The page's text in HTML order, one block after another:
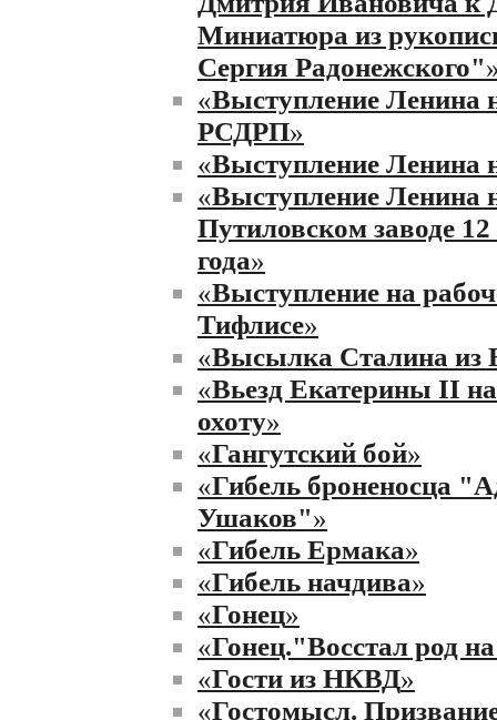
Миниатюра из
Сергия Радонежского"
«Выступление Ленина
РСДРП»
«Выступление Ленина
«Выступление Ленина
Путиловском заводе
года»
«Выступление на
Тифлисе»
«Высылка Сталина из
«Вьезд Екатерины II
охоту»
«Гангутский бой»
«Гибель броненосца
Ушаков"»
«Гибель Ермака»
«Гибель начдива»
«Гонец»
«Гонец."Восстал род
«Гости из НКВД»
«Гостомысл.